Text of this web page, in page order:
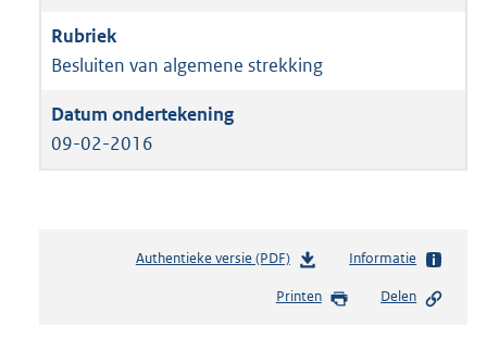
Besluiten van algemene strekking
09-02-2016
Authentieke versie (PDF)b
s
Informatie
Printen Delen